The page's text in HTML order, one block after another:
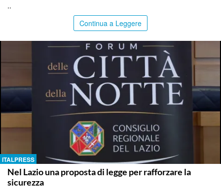
..
Continua a Leggere
ITALPRESS
Nel Lazio una proposta di legge per rafforzare la
sicurezza